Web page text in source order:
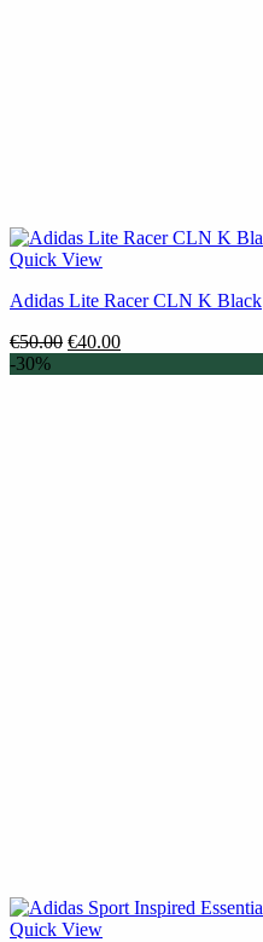
Quick View
Adidas Lite Racer CLN K Black
€50.00 Original
€40.00Η
-30%
Quick View